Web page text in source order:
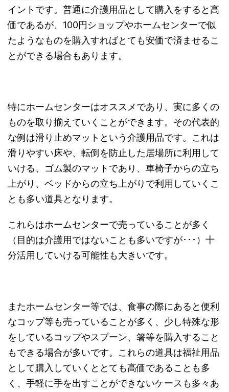
イントです。普通に介護用品として購入をすると高
価であるが、100円ショップやホームセンターで似
たようなものを購入すればとても安価で済ませるこ
とができる場合もあります。
特にホームセンターはオススメであり、実に多くの
ものを取り揃えていくことができます。その代表的
な例は滑り止めマットという介護用品です。これは
滑りやすい床や、転倒を防止した居場所に利用して
いける、ゴム製のマットであり、車椅子からの立ち
上がり、ベッドからの立ち上がりで利用していくこ
とも多い道具となります。
これらはホームセンターで売っていることが多く
（目的は介護用ではないことも多いですが･･･）十
分活用していける可能性も大きいです。
またホームセンター等では、食事の際にあると便利
なコップ等も売っていることが多く、少し特殊な形
をしているコップやスプーン、箸等を購入すること
もできる場合が多いです。これらの道具は福祉用品
として購入していくととても高価であることも多
く、手軽に手を出すことができないケースも多々あ